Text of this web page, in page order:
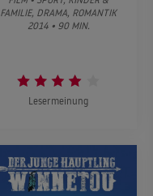
FAMILIE, DRAMA, ROMANTIK
2014 • 90 MIN.
Lesermeinung